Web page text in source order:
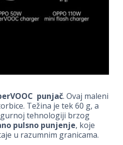
punjač. Ovaj maleni
Težina je tek 60 g, a
tehnologiji brzog
pulsno punjenje, koje
u razumnim granicama.